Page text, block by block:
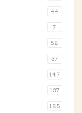
44
7
52
37
147
137
125